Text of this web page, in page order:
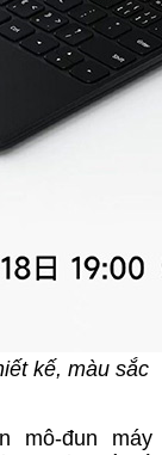
kế, màu sắc
mô-đun máy